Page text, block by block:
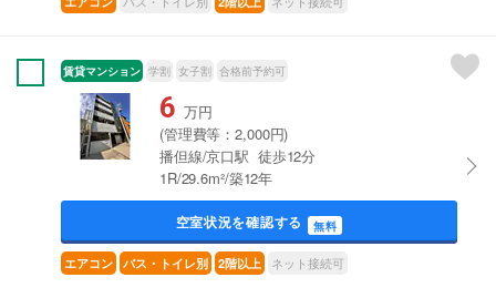
賃貸マンション 学割 女子割 合格前予約可
6 万円
(管理費等：2,000円)
播但線/京口駅 徒歩12分
1R/29.6m²/築12年
空室状況を確認する 無料
エアコン バス・トイレ別 2階以上 ネット接続可